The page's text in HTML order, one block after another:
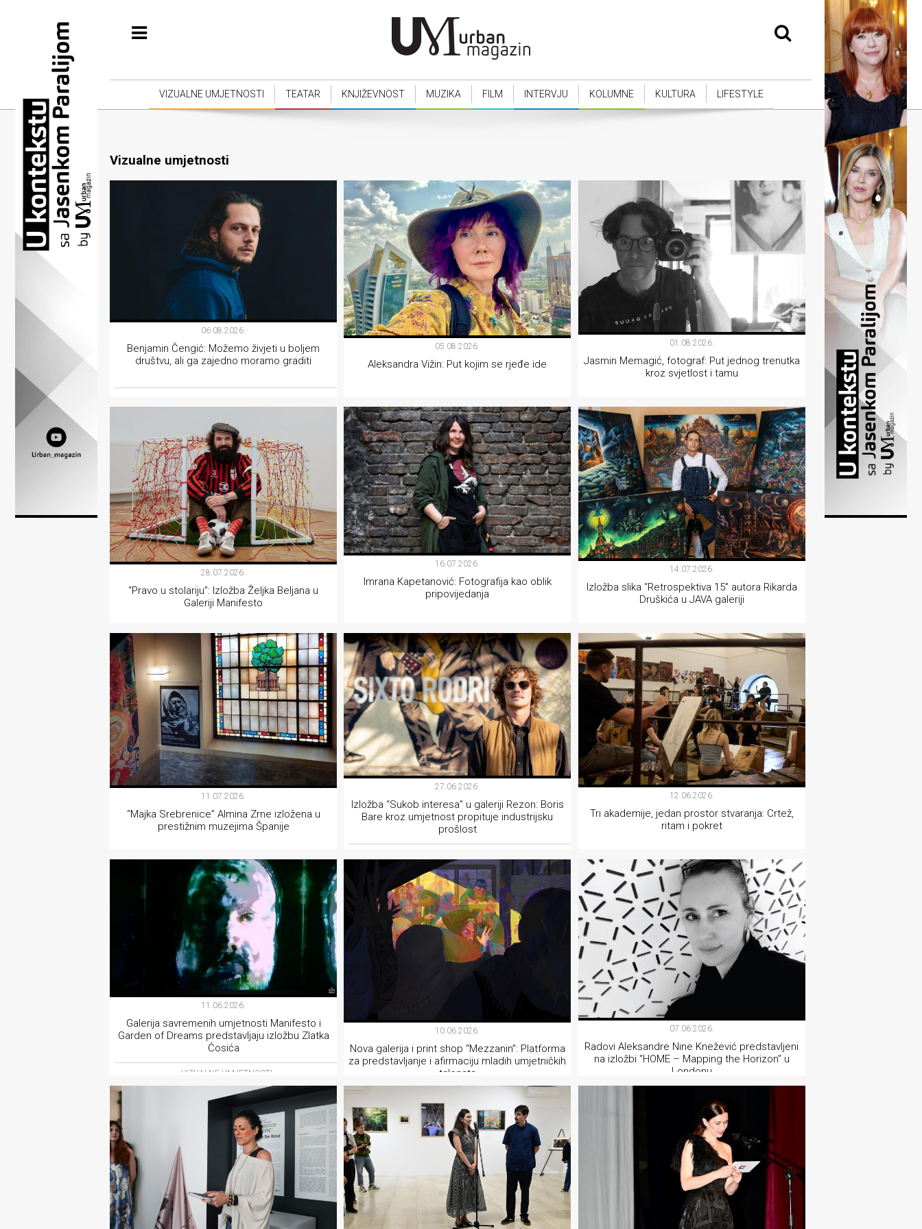
Vizualne
umjetnosti
Teatar
Književnost
Muzika
Film
Intervju
Kolumne
Lifestyle
Beauty
Zdravlje
stolom
u
VIZUALNE UMJETNOSTI TEATAR KNJIŽEVNOST MUZIKA FILM INTERVJU KOLUMNE KULTURA LIFESTYLE
Vizualne umjetnosti
06.08.2026.
Benjamin Čengić: Možemo živjeti u boljem
društvu, ali ga zajedno moramo graditi
05.08.2026.
Aleksandra Vižin: Put kojim se rjeđe ide
INTERVJU
01.08.2026.
Jasmin Memagić, fotograf: Put jednog trenutka
kroz svjetlost i tamu
28.07.2026.
“Pravo u stolariju”: Izložba Željka Beljana u
Galeriji Manifesto
VIZUALNE UMJETNOSTI
16.07.2026.
Imrana Kapetanović: Fotografija kao oblik
pripovijedanja
INTERVJU
14.07.2026.
Izložba slika “Retrospektiva 15” autora Rikarda
Druškića u JAVA galeriji
VIZUALNE UMJETNOSTI
11.07.2026.
“Majka Srebrenice” Almina Zrne izložena u
prestižnim muzejima Španije
VIZUALNE UMJETNOSTI
27.06.2026.
Izložba “Sukob interesa” u galeriji Rezon: Boris
Bare kroz umjetnost propituje industrijsku
prošlost
12.06.2026.
Tri akademije, jedan prostor stvaranja: Crtež,
ritam i pokret
VIZUALNE UMJETNOSTI
11.06.2026.
Galerija savremenih umjetnosti Manifesto i
Garden of Dreams predstavljaju izložbu Zlatka
Ćosića
VIZUALNE UMJETNOSTI
10.06.2026.
Nova galerija i print shop “Mezzanin”: Platforma
za predstavljanje i afirmaciju mladih umjetničkih
talenata
07.06.2026.
Radovi Aleksandre Nine Knežević predstavljeni
na izložbi “HOME – Mapping the Horizon” u
Londonu